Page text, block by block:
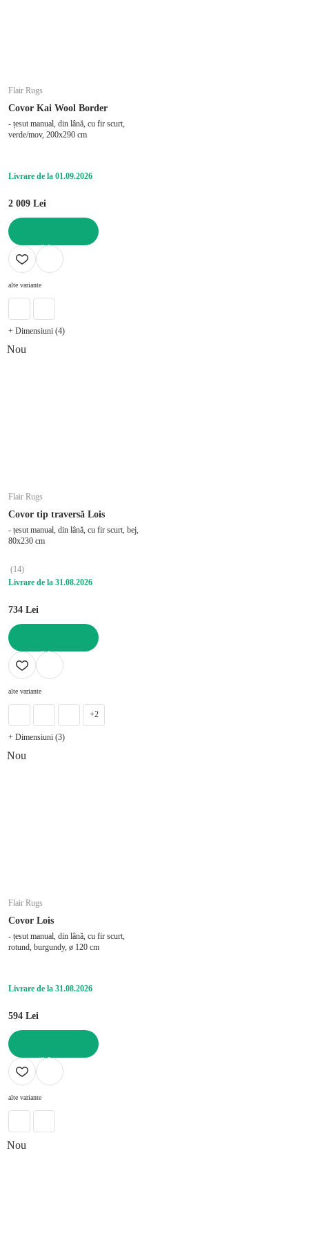
Flair Rugs
Covor Kai Wool Border
- țesut manual, din lână, cu fir scurt,
verde/mov, 200x290 cm
Livrare de la 01.09.2026
2 009 Lei
ADAUGĂ ÎN COȘ
alte variante
+ Dimensiuni (4)
Nou
Flair Rugs
Covor tip traversă Lois
- țesut manual, din lână, cu fir scurt, bej,
80x230 cm
(14)
Livrare de la 31.08.2026
734 Lei
ADAUGĂ ÎN COȘ
alte variante
+2
+ Dimensiuni (3)
Nou
Flair Rugs
Covor Lois
- țesut manual, din lână, cu fir scurt,
rotund, burgundy, ø 120 cm
Livrare de la 31.08.2026
594 Lei
ADAUGĂ ÎN COȘ
alte variante
Nou